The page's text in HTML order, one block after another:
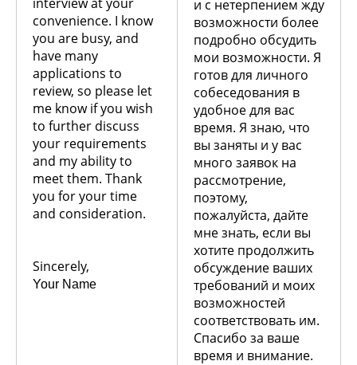
convenience. I know
you are busy, and
have many
applications to
review, so please let
me know if you wish
to further discuss
your requirements
and my ability to
meet them. Thank
you for your time
and consideration.
Sincerely,
Your Name
и с нетерпением жду
возможности более
подробно обсудить
мои возможности. Я
готов для личного
собеседования в
удобное для вас
время. Я знаю, что
вы заняты и у вас
много заявок на
рассмотрение,
поэтому,
пожалуйста, дайте
мне знать, если вы
хотите продолжить
обсуждение ваших
требований и моих
возможностей
соответствовать им.
Спасибо за ваше
время и внимание.